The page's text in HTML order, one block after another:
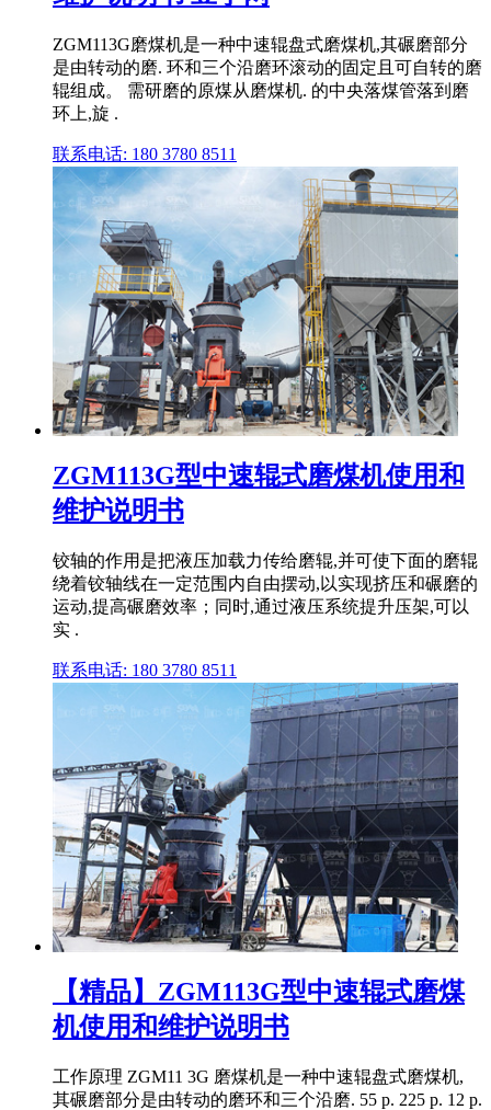
ZGM113G磨煤机是一种中速辊盘式磨煤机,其碾磨部分
是由转动的磨. 环和三个沿磨环滚动的固定且可自转的磨
辊组成。 需研磨的原煤从磨煤机. 的中央落煤管落到磨
环上,旋 .
联系电话: 180 3780 8511
ZGM113G型中速辊式磨煤机使用和
维护说明书
铰轴的作用是把液压加载力传给磨辊,并可使下面的磨辊
绕着铰轴线在一定范围内自由摆动,以实现挤压和碾磨的
运动,提高碾磨效率；同时,通过液压系统提升压架,可以
实 .
联系电话: 180 3780 8511
【精品】ZGM113G型中速辊式磨煤
机使用和维护说明书
工作原理 ZGM11 3G 磨煤机是一种中速辊盘式磨煤机,
其碾磨部分是由转动的磨环和三个沿磨. 55 p. 225 p. 12 p.